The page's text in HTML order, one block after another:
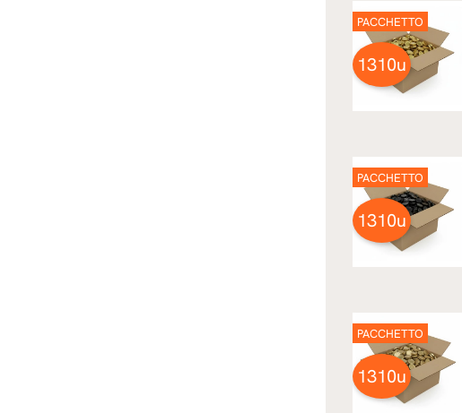
PACCHETTO
1310u
PACCHETTO
1310u
PACCHETTO
1310u